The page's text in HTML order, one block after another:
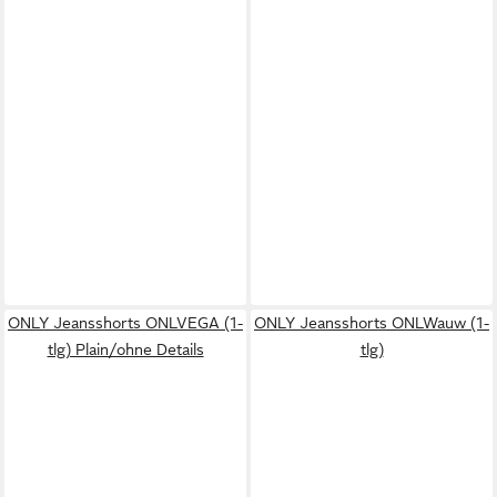
ONLY Jeansshorts ONLVEGA (1-
tlg) Plain/ohne Details
ONLY Jeansshorts ONLWauw (1-
tlg)